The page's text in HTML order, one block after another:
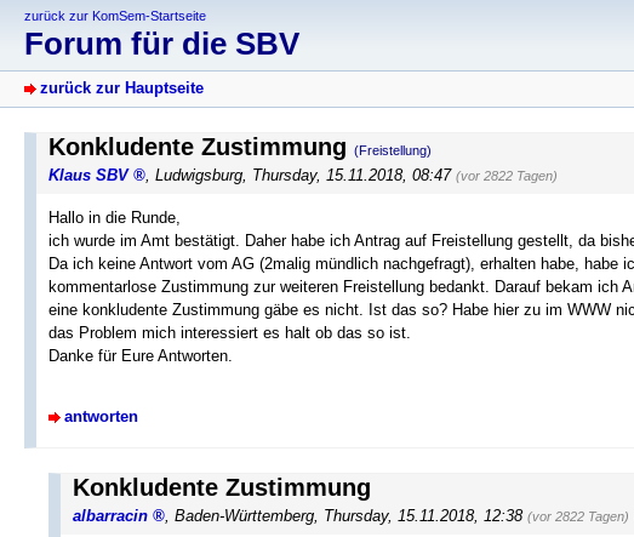
zurück zur KomSem-Startseite
Forum für die SBV
zurück zur Hauptseite
Konkludente Zustimmung (Freistellung)
Klaus SBV , Ludwigsburg, Thursday, 15.11.2018, 08:47 (vor 2822 Tagen)
Hallo in die Runde,
ich wurde im Amt bestätigt. Daher habe ich Antrag auf Freistellung gestellt, da
Da ich keine Antwort vom AG (2malig mündlich nachgefragt), erhalten habe, habe
kommentarlose Zustimmung zur weiteren Freistellung bedankt. Darauf bekam ich
eine konkludente Zustimmung gäbe es nicht. Ist das so? Habe hier zu im WWW
das Problem mich interessiert es halt ob das so ist.
Danke für Eure Antworten.
antworten
Konkludente Zustimmung
albarracin , Baden-Württemberg, Thursday, 15.11.2018, 12:38 (vor 2822 Tagen)